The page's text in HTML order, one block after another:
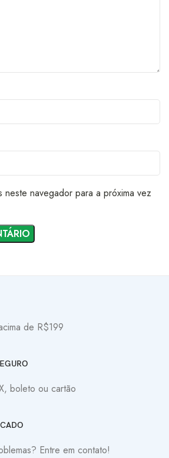
neste navegador para a próxima vez
de R$199
boleto ou cartão
Entre em contato!